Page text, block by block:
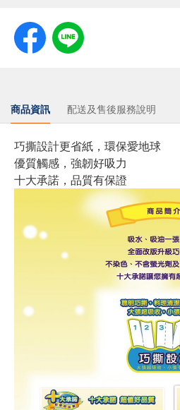
商品資訊 配送及售後服務說明
巧撕設計更省紙，環保愛地球
優質觸感，強韌好吸力
十大承諾，品質有保證